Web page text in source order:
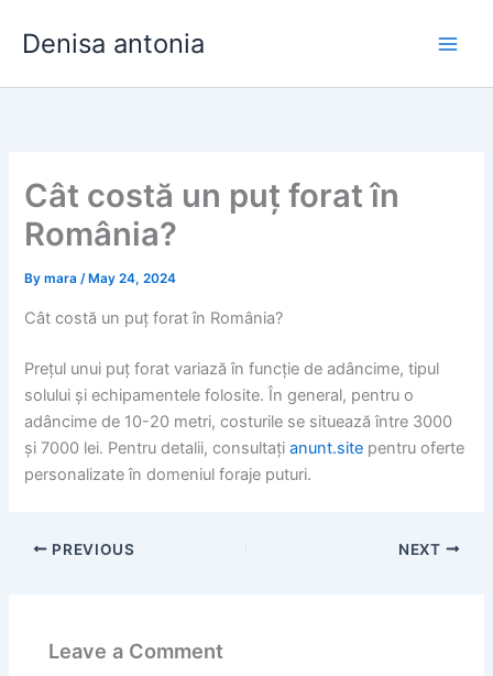
Denisa antonia
Cât costă un puț forat în
România?
Bymara/ May 24, 2024
Cât costă un puț forat în România?
Prețul unui puț forat variază în funcție de adâncime, tipul
solului și echipamentele folosite. În general, pentru o
adâncime de 10-20 metri, costurile se situează între 3000
și 7000 lei. Pentru detalii, consultațianunt.site pentru oferte
personalizate în domeniul foraje puturi.
PREVIOUS NEXT
Leave a Comment